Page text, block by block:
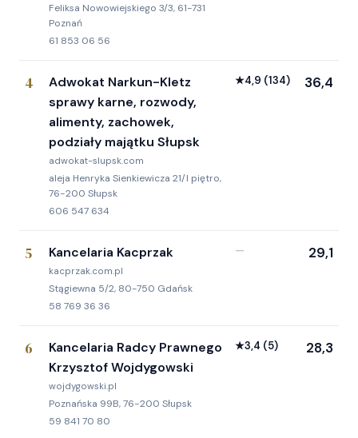
Feliksa Nowowiejskiego 3/3, 61-731
Poznań
61 853 06 56
4
Adwokat Narkun-Kletz
sprawy karne, rozwody,
alimenty, zachowek,
podziały majątku Słupsk
adwokat-slupsk.com
aleja Henryka Sienkiewicza 21/I piętro,
76-200 Słupsk
606 547 634
★4,9 (134) 36,4
5 Kancelaria Kacprzak
kacprzak.com.pl
Stągiewna 5/2, 80-750 Gdańsk
58 769 36 36
— 29,1
6
Kancelaria Radcy Prawnego
Krzysztof Wojdygowski
wojdygowski.pl
Poznańska 99B, 76-200 Słupsk
59 841 70 80
★3,4 (5) 28,3